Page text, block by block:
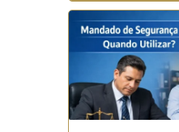
maior
sistema de
mais →